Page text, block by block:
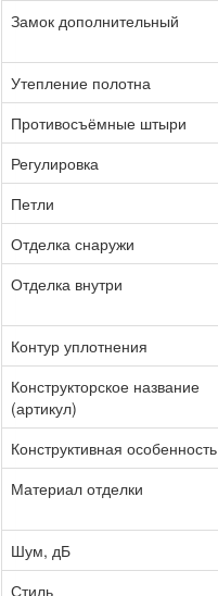
Замок дополнительный
Утепление полотна
Противосъёмные штыри
Регулировка
Петли
Отделка снаружи
Отделка внутри
Контур уплотнения
Конструкторское название
(артикул)
Конструктивная особенность
Материал отделки
Шум, дБ
Стиль